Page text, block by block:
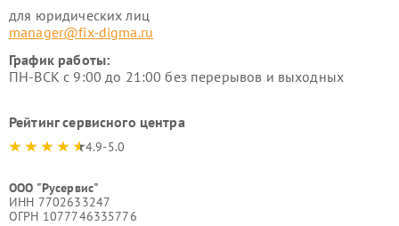
для юридических лиц
manager@fix-digma.ru
График работы:
ПН-ВСК с 9:00 до 21:00 без перерывов и выходных
Рейтинг сервисного центра
4.9-5.0
ООО "Русервис"
ИНН 7702633247
ОГРН 1077746335776